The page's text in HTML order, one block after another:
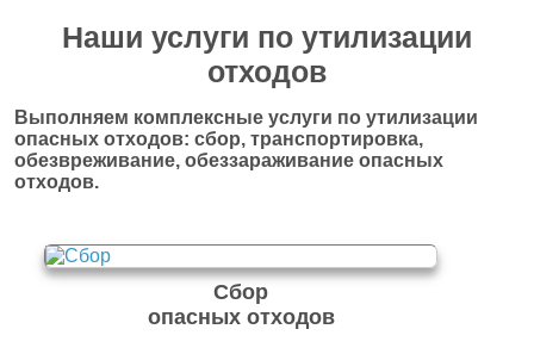
Наши услуги по утилизации
отходов
Выполняем комплексные услуги по утилизации
опасных отходов: сбор, транспортировка,
обезвреживание, обеззараживание опасных
отходов.
Сбор
опасных отходов